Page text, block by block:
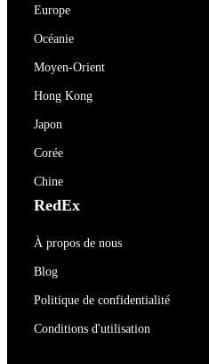
Europe
Océanie
Moyen-Orient
Hong Kong
Japon
Corée
Chine
RedEx
À propos de nous
Blog
Politique de confidentialité
Conditions d'utilisation